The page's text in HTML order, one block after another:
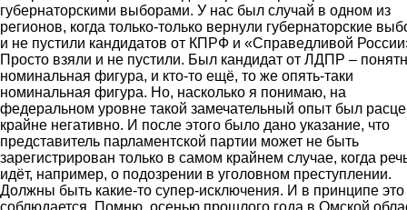
губернаторскими выборами. У нас был случай в одном из
регионов, когда только-только вернули губернаторские
и не пустили кандидатов от КПРФ и «Справедливой
Просто взяли и не пустили. Был кандидат от ЛДПР –
номинальная фигура, и кто-то ещё, то же опять-таки
номинальная фигура. Но, насколько я понимаю, на
федеральном уровне такой замечательный опыт был
крайне негативно. И после этого было дано указание, что
представитель парламентской партии может не быть
зарегистрирован только в самом крайнем случае, когда
идёт, например, о подозрении в уголовном преступлении.
Должны быть какие-то супер-исключения. И в принципе это
соблюдается. Помню, осенью прошлого года в Омской